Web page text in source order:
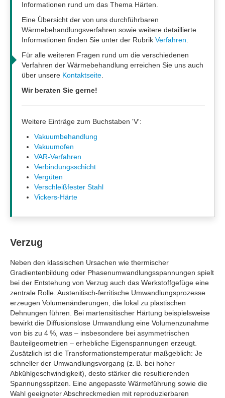
Informationen rund um das Thema Härten.
Eine Übersicht der von uns durchführbaren
Wärmebehandlungsverfahren sowie weitere detaillierte
Informationen finden Sie unter der Rubrik Verfahren
Für alle weiteren Fragen rund um die verschiedenen
Verfahren der Wärmebehandlung erreichen Sie uns auch
über unsere Kontaktseite
Wir beraten Sie gerne!
Weitere Einträge zum Buchstaben 'V':
Vakuumbehandlung
Vakuumofen
VAR-Verfahren
Verbindungsschicht
Vergüten
Verschleißfester Stahl
Vickers-Härte
Verzug
Neben den klassischen Ursachen wie thermischer
Gradientenbildung oder Phasenumwandlungsspannungen spielt
bei der Entstehung von Verzug auch das Werkstoffgefüge eine
zentrale Rolle. Austenitisch-ferritische Umwandlungsprozesse
erzeugen Volumenänderungen, die lokal zu plastischen
Dehnungen führen. Bei martensitischer Härtung beispielsweise
bewirkt die Diffusionslose Umwandlung eine Volumenzunahme
von bis zu 4 %, was – insbesondere bei asymmetrischen
Bauteilgeometrien – erhebliche Eigenspannungen erzeugt.
Zusätzlich ist die Transformationstemperatur maßgeblich: Je
schneller der Umwandlungsvorgang (z. B. bei hoher
Abkühlgeschwindigkeit), desto stärker die resultierenden
Spannungsspitzen. Eine angepasste Wärmeführung sowie die
Wahl geeigneter Abschreckmedien mit reproduzierbaren